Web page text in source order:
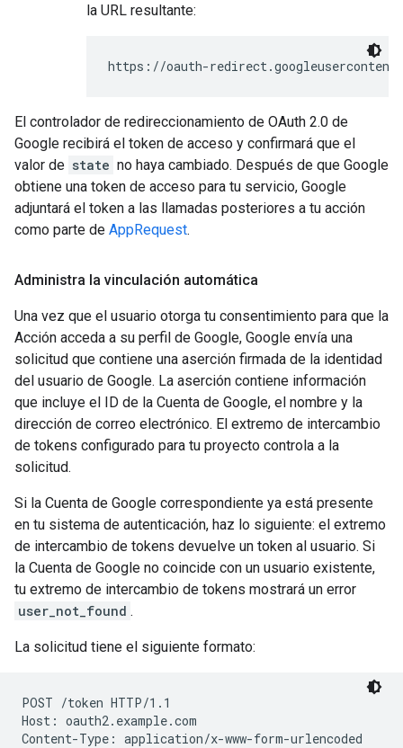
la URL resultante:
https://oauth-
El controlador de redireccionamiento de OAuth 2.0 de
Google recibirá el token de acceso y confirmará que el
valor de state no haya cambiado. Después de que Google
obtiene una token de acceso para tu servicio, Google
adjuntará el token a las llamadas posteriores a tu acción
como parte de AppRequest.
Administra la vinculación automática
Una vez que el usuario otorga tu consentimiento para que la
Acción acceda a su perfil de Google, Google envía una
solicitud que contiene una aserción firmada de la identidad
del usuario de Google. La aserción contiene información
que incluye el ID de la Cuenta de Google, el nombre y la
dirección de correo electrónico. El extremo de intercambio
de tokens configurado para tu proyecto controla a la
solicitud.
Si la Cuenta de Google correspondiente ya está presente
en tu sistema de autenticación, haz lo siguiente: el extremo
de intercambio de tokens devuelve un token al usuario. Si
la Cuenta de Google no coincide con un usuario existente,
tu extremo de intercambio de tokens mostrará un error
user_not_found .
La solicitud tiene el siguiente formato:
POST /token HTTP/1.1
Host: oauth2.example.com
Content-Type: application/x-www-form-urlencoded